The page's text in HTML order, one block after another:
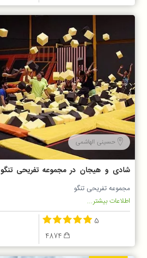
حسینی الهاشمی
شادی و هیجان در مجموعه تفریحی تنگو
شیراز روز های هفته
مجموعه تفریحی تنگو
اطلاعات بیشتر...
5